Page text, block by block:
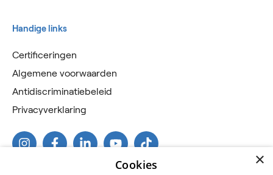
Handige links
Certificeringen
Algemene voorwaarden
Antidiscriminatiebeleid
Privacyverklaring
×
Cookies